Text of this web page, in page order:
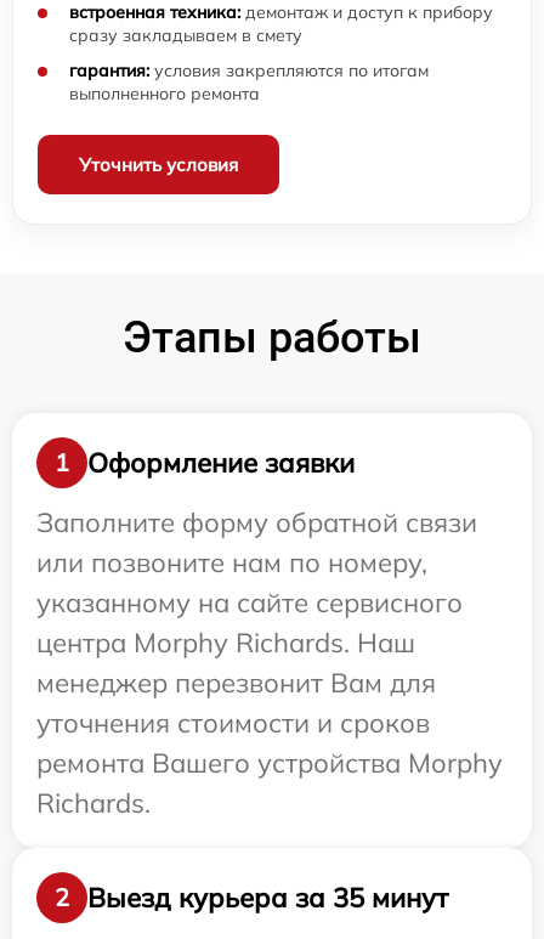
встроенная техника: демонтаж и доступ к прибору
сразу закладываем в смету
гарантия: условия закрепляются по итогам
выполненного ремонта
Уточнить условия
Этапы работы
1
Оформление заявки
Заполните форму обратной связи
или позвоните нам по номеру,
указанному на сайте сервисного
центра Morphy Richards. Наш
менеджер перезвонит Вам для
уточнения стоимости и сроков
ремонта Вашего устройства Morphy
Richards.
2
Выезд курьера за 35 минут